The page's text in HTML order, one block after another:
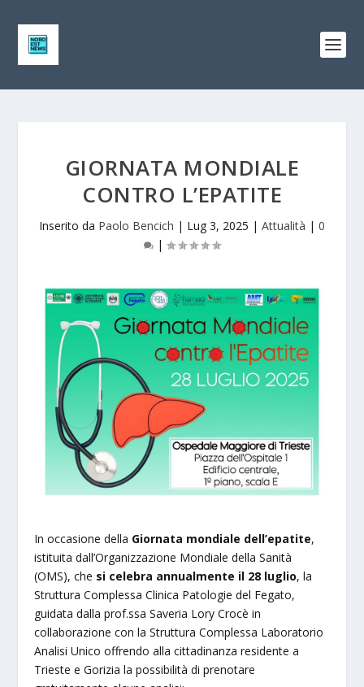
GIORNATA MONDIALE
CONTRO L’EPATITE
Inserito da Paolo Bencich | Lug 3, 2025 | Attualità | 0
|
In occasione della Giornata mondiale dell’epatite,
istituita dall’Organizzazione Mondiale della Sanità
(OMS), che si celebra annualmente il 28 luglio, la
Struttura Complessa Clinica Patologie del Fegato,
guidata dalla prof.ssa Saveria Lory Crocè in
collaborazione con la Struttura Complessa Laboratorio
Analisi Unico offrendo alla cittadinanza residente a
Trieste e Gorizia la possibilità di prenotare